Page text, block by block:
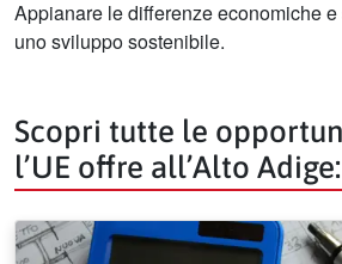
Appianare le differenze economiche
uno sviluppo sostenibile.
Scopri tutte le
l’UE offre all’Alto Adige: